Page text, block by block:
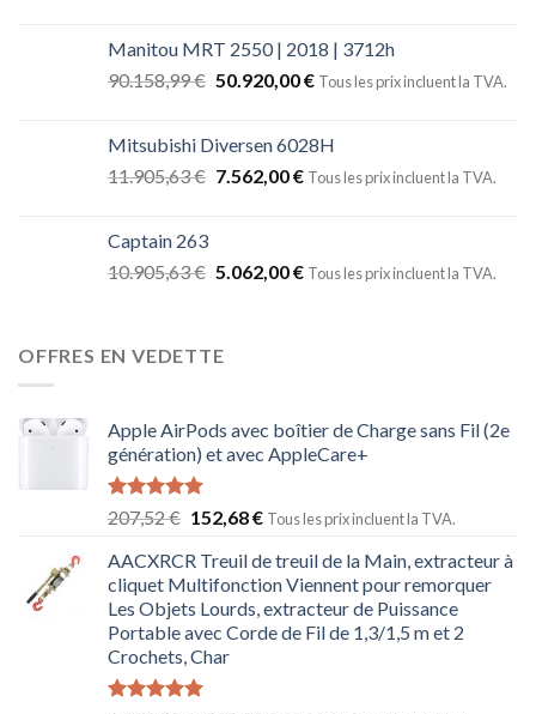
Manitou MRT 2550 | 2018 | 3712h
90.158,99€ 50.920,00€ Tous les prix incluent la TVA.
Mitsubishi Diversen 6028H
11.905,63€ 7.562,00€ Tous les prix incluent la TVA.
Captain 263
10.905,63€ 5.062,00€ Tous les prix incluent la TVA.
OFFRES EN VEDETTE
Apple AirPods avec boîtier de Charge sans Fil (2e
génération) et avec AppleCare+
Note5.00
sur 5
207,52€ 152,68€ Tous les prix incluent la TVA.
AACXRCR Treuil de treuil de la Main, extracteur à
cliquet Multifonction Viennent pour remorquer
Les Objets Lourds, extracteur de Puissance
Portable avec Corde de Fil de 1,3/1,5 m et 2
Crochets, Char